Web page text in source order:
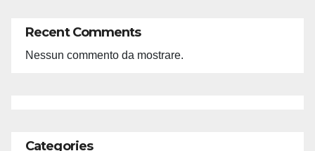
Recent Comments
Nessun commento da mostrare.
Categories